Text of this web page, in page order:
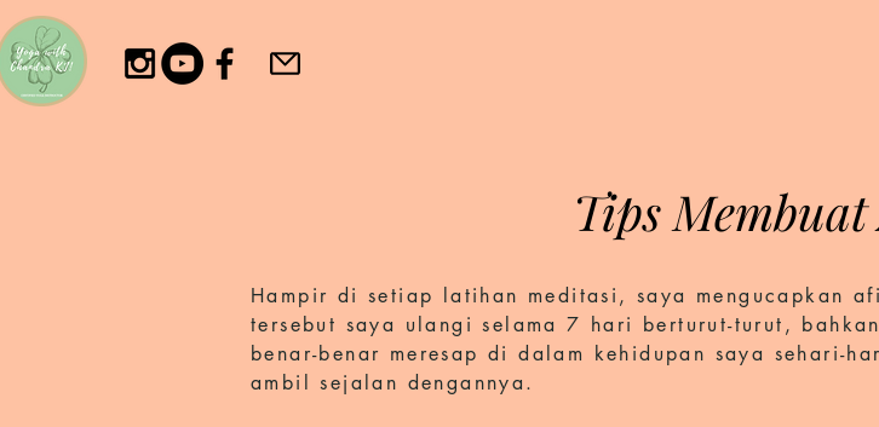
Tips
Hampir di setiap latihan meditasi, saya mengucapkan
tersebut saya ulangi selama 7 hari berturut-turut,
benar-benar meresap di dalam kehidupan saya sehari-
ambil sejalan dengannya.